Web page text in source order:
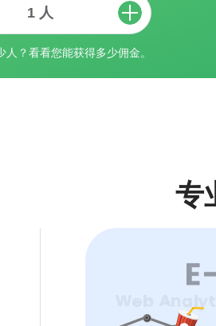
？看看您能获得多少佣金。
专